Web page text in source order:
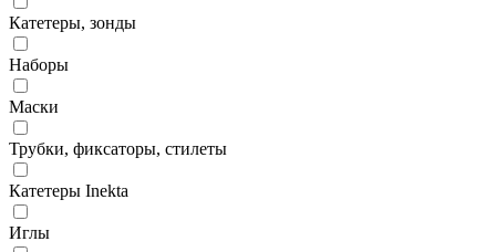
Катетеры, зонды
Наборы
Маски
Трубки, фиксаторы, стилеты
Катетеры Inekta
Иглы